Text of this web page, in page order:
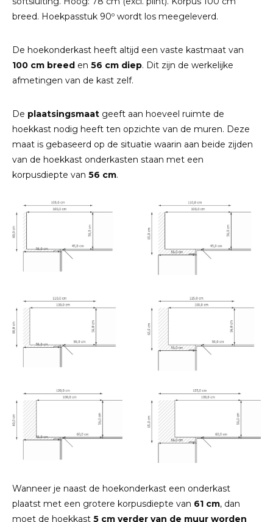
breed. Hoekpasstuk 90º wordt los meegeleverd.
De hoekonderkast heeft altijd een vaste kastmaat van
100 cm breed en 56 cm diep. Dit zijn de werkelijke
afmetingen van de kast zelf.
De plaatsingsmaat geeft aan hoeveel ruimte de
hoekkast nodig heeft ten opzichte van de muren. Deze
maat is gebaseerd op de situatie waarin aan beide zijden
van de hoekkast onderkasten staan met een
korpusdiepte van 56 cm.
Wanneer je naast de hoekonderkast een onderkast
plaatst met een grotere korpusdiepte van 61 cm, dan
moet de hoekkast 5 cm verder van de muur worden